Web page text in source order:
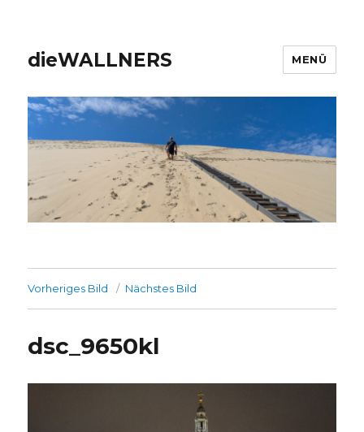
dieWALLNERS MENÜ
Vorheriges Bild Nächstes Bild
dsc_9650kl